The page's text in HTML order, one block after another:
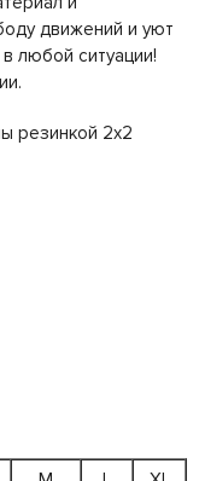
движений и уют
любой ситуации!
резинкой 2х2